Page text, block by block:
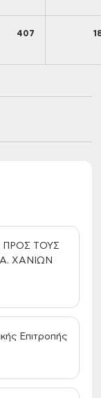
407
ΠΡΟΣ ΤΟΥΣ
ΧΑΝΙΩΝ
Επιτροπής